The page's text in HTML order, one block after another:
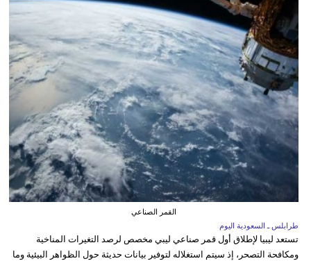
القمر الصناعي
طرابلس ـ السعودية اليوم
تستعد ليبيا لإطلاق أول قمر صناعي ليبي مخصص لرصد التغيرات المناخية
ومكافحة التصحر، إذ سيتم استغلاله لتوفير بيانات حديثة حول الظواهر البيئية وما